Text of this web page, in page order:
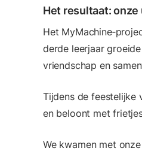
Het resultaat:
Het
derde leerjaar
vriendschap en
Tijdens de feestelijke
en beloont met
We kwamen met